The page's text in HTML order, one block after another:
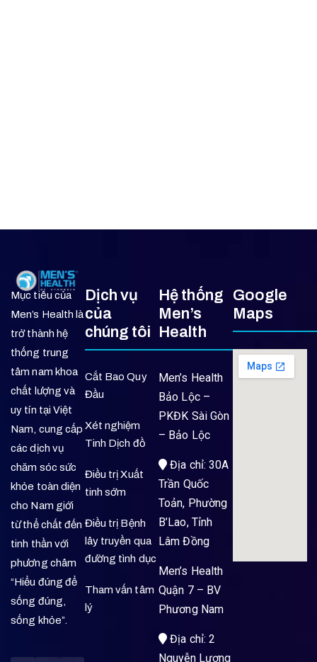
Mục tiêu của
Men’s Health là
trở thành hệ
thống trung
tâm nam khoa
chất lượng và
uy tín tại Việt
Nam, cung cấp
các dịch vụ
chăm sóc sức
khỏe toàn diện
cho Nam giới
từ thể chất đến
tinh thần với
phương châm
“Hiểu đúng để
sống đúng,
sống khỏe”.
Dịch vụ
của
chúng tôi
Cắt Bao Quy
Đầu
Xét nghiệm
Tinh Dịch đồ
Điều trị Xuất
tinh sớm
Điều trị Bệnh
lây truyền qua
đường tình dục
Tham vấn tâm
lý
Hệ thống
Men’s
Health
Men’s Health
Bảo Lộc –
PKĐK Sài Gòn
– Bảo Lộc
Địa chỉ: 30A
Trần Quốc
Toản, Phường
B’Lao, Tỉnh
Lâm Đồng
Men’s Health
Quận 7 – BV
Phương Nam
Địa chỉ: 2
Nguyễn Lương
Google
Maps